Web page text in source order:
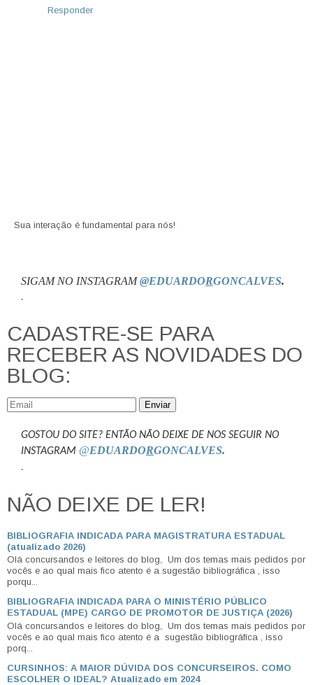
Responder
Sua interação é fundamental para nós!
SIGAM NO INSTAGRAM@EDUARDORGONCALVES.
.
CADASTRE-SE PARA
RECEBER AS NOVIDADES DO
BLOG:
Enviar
GOSTOU DO SITE? ENTÃO NÃO DEIXE DE NOS SEGUIR NO
INSTAGRAM @EDUARDORGONCALVES.
.
NÃO DEIXE DE LER!
BIBLIOGRAFIA INDICADA PARA MAGISTRATURA ESTADUAL
(atualizado 2026)
Olá concursandos e leitores do blog, Um dos temas mais pedidos por
vocês e ao qual mais fico atento é a sugestão bibliográfica , isso
porqu...
BIBLIOGRAFIA INDICADA PARA O MINISTÉRIO PÚBLICO
ESTADUAL (MPE) CARGO DE PROMOTOR DE JUSTIÇA (2026)
Olá concursandos e leitores do blog, Um dos temas mais pedidos por
vocês e ao qual mais fico atento é a sugestão bibliográfica , isso
porq...
CURSINHOS: A MAIOR DÚVIDA DOS CONCURSEIROS. COMO
ESCOLHER O IDEAL? Atualizado em 2024